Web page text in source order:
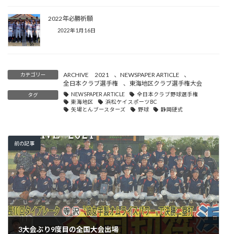
2022年必勝祈願
2022年1月16日
カテゴリー ARCHIVE 2021 、 NEWSPAPER ARTICLE
、
全日本クラブ選手権
、 東海地区クラブ選手権大会
タグ NEWSPAPER ARTICLE
全日本クラブ野球選手権
東海地区
浜松ケイスポーツBC
矢場とんブースターズ
野球 静岡硬式
前の記事
3大会ぶり9度目の全国大会出場